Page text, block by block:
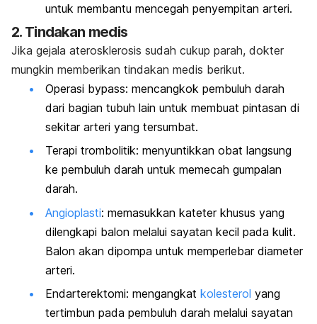
untuk membantu mencegah penyempitan arteri.
2. Tindakan medis
Jika gejala aterosklerosis sudah cukup parah, dokter
mungkin memberikan tindakan medis berikut.
Operasi bypass: mencangkok pembuluh darah
dari bagian tubuh lain untuk membuat pintasan di
sekitar arteri yang tersumbat.
Terapi trombolitik: menyuntikkan obat langsung
ke pembuluh darah untuk memecah gumpalan
darah.
Angioplasti: memasukkan kateter khusus yang
dilengkapi balon melalui sayatan kecil pada kulit.
Balon akan dipompa untuk memperlebar diameter
arteri.
Endarterektomi: mengangkat kolesterol yang
tertimbun pada pembuluh darah melalui sayatan